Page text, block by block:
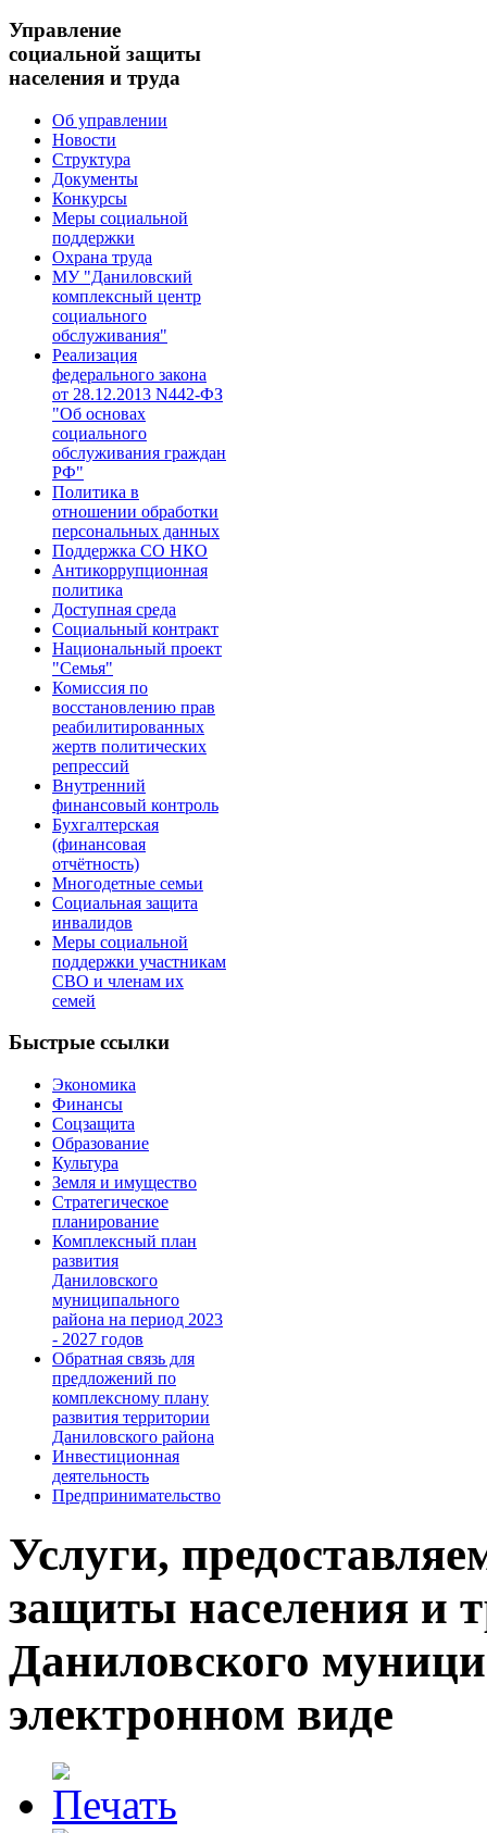
Управление
социальной защиты
населения и труда
Об управлении
Новости
Структура
Документы
Конкурсы
Меры социальной
поддержки
Охрана труда
МУ "Даниловский
комплексный центр
социального
обслуживания"
Реализация
федерального закона
от 28.1​2.2013 N442-ФЗ
"Об основах
социального
обслуживания граждан
РФ"​
Политика в
отношении обработки
персональных данных
Поддержка СО НКО
Антикоррупционная
политика
Доступная среда
Социальный контракт
Национальный проект
"Семья"
Комиссия по
восстановлению прав
реабилитированных
жертв политических
репрессий
Внутренний
финансовый контроль
Бухгалтерская
(финансовая
отчётность)
Многодетные семьи
Cоциальная защита
инвалидов
Меры социальной
поддержки участникам
СВО и членам их
семей
Быстрые ссылки
Экономика
Финансы
Соцзащита
Образование
Культура
Земля и имущество
Стратегическое
планирование
Комплексный план
развития
Даниловского
муниципального
района на период 2023
- 2027 годов
Обратная связь для
предложений по
комплексному плану
развития территории
Даниловского района
Инвестиционная
деятельность
Предпринимательство
Услуги,
защиты населения и
Даниловского
электронном виде